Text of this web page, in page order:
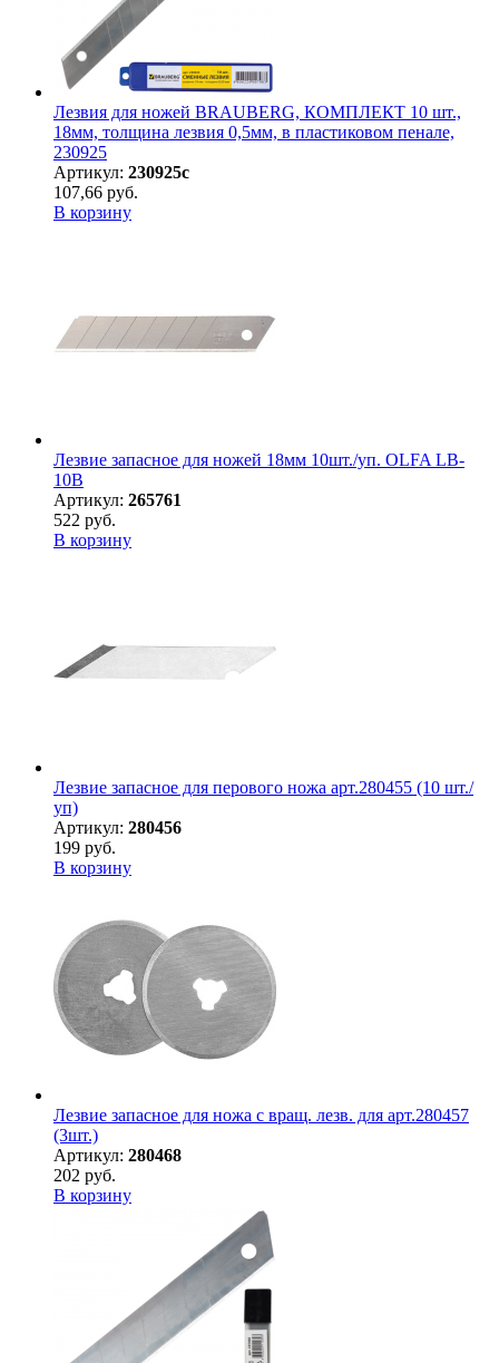
Лезвия для ножей BRAUBERG, КОМПЛЕКТ 10 шт.,
18мм, толщина лезвия 0,5мм, в пластиковом пенале,
230925
Артикул: 230925с
107,66 руб.
В корзину
Лезвие запасное для ножей 18мм 10шт./уп. OLFA LB-
10B
Артикул: 265761
522 руб.
В корзину
Лезвие запасное для перового ножа арт.280455 (10 шт./
уп)
Артикул: 280456
199 руб.
В корзину
Лезвие запасное для ножа с вращ. лезв. для арт.280457
(3шт.)
Артикул: 280468
202 руб.
В корзину